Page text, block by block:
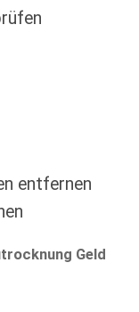
entfernen
Geld